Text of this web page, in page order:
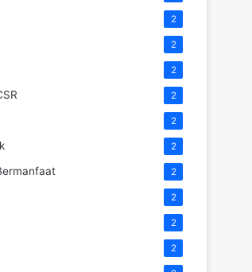
2
2
2
2
2
2
2
2
2
2